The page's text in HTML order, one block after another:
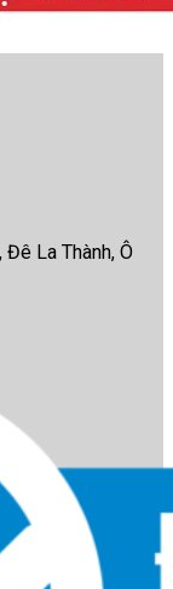
Đê La Thành, Ô